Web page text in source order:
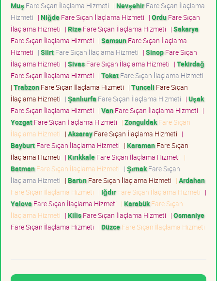
Muş Fare Sıçan İlaçlama Hizmeti | NevşehirFare Sıçan İlaçlama
Hizmeti | NiğdeFare Sıçan İlaçlama Hizmeti | OrduFare Sıçan
İlaçlama Hizmeti | RizeFare Sıçan İlaçlama Hizmeti | Sakarya
Fare Sıçan İlaçlama Hizmeti | SamsunFare Sıçan İlaçlama
Hizmeti | SiirtFare Sıçan İlaçlama Hizmeti | SinopFare Sıçan
İlaçlama Hizmeti | SivasFare Sıçan İlaçlama Hizmeti | Tekirdağ
Fare Sıçan İlaçlama Hizmeti | TokatFare Sıçan İlaçlama Hizmeti
| TrabzonFare Sıçan İlaçlama Hizmeti | Tunceli Fare Sıçan
İlaçlama Hizmeti | Şanlıurfa Fare Sıçan İlaçlama Hizmeti | Uşak
Fare Sıçan İlaçlama Hizmeti | VanFare Sıçan İlaçlama Hizmeti |
YozgatFare Sıçan İlaçlama Hizmeti | ZonguldakFare Sıçan
İlaçlama Hizmeti | AksarayFare Sıçan İlaçlama Hizmeti |
BayburtFare Sıçan İlaçlama Hizmeti | KaramanFare Sıçan
İlaçlama Hizmeti | KırıkkaleFare Sıçan İlaçlama Hizmeti |
BatmanFare Sıçan İlaçlama Hizmeti | ŞırnakFare Sıçan
İlaçlama Hizmeti | BartınFare Sıçan İlaçlama Hizmeti | Ardahan
Fare Sıçan İlaçlama Hizmeti | IğdırFare Sıçan İlaçlama Hizmeti |
Yalova Fare Sıçan İlaçlama Hizmeti | KarabükFare Sıçan
İlaçlama Hizmeti | KilisFare Sıçan İlaçlama Hizmeti | Osmaniye
Fare Sıçan İlaçlama Hizmeti | DüzceFare Sıçan İlaçlama Hizmeti